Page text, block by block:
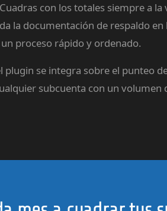
con los totales siempre a
la documentación de respaldo
proceso rápido y ordenado.
se integra sobre el punteo
subcuenta con un